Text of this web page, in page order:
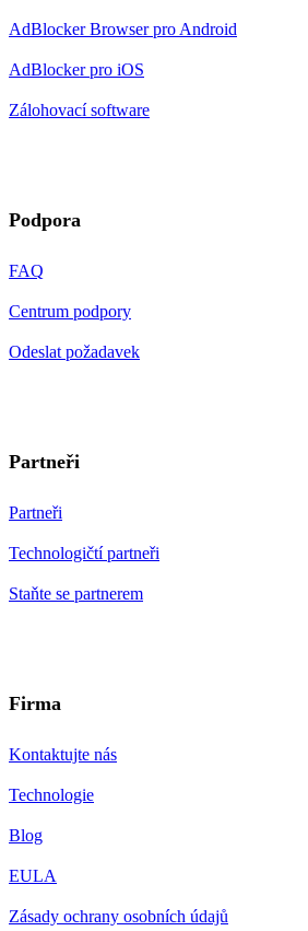
AdBlocker Browser pro Android
AdBlocker pro iOS
Zálohovací software
Podpora
FAQ
Centrum podpory
Odeslat požadavek
Partneři
Partneři
Technologičtí partneři
Staňte se partnerem
Firma
Kontaktujte nás
Technologie
Blog
EULA
Zásady ochrany osobních údajů